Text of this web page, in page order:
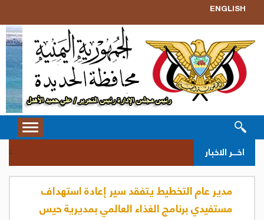
ENGLISH
Toggle
اخــر الاخبار
مدير عام التخطيط يتفقد سير إعادة استهداف
مستفيدي برنامج الغذاء العالمي بمديرية حيس